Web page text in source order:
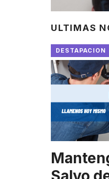
ULTIMAS
DESTAPACION
Salvo